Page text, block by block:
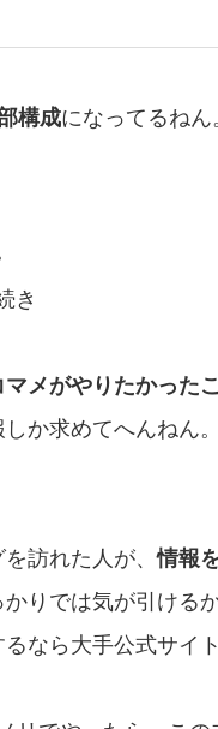
構成になってるねん
き
マメがやりたかった
か求めてへんねん。
訪れた人が、情報
りでは気が引ける
なら大手公式サイ